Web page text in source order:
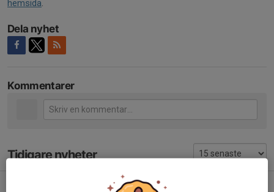
hemsida.
Dela nyhet
Kommentarer
Tidigare nyheter
Winter training 2014